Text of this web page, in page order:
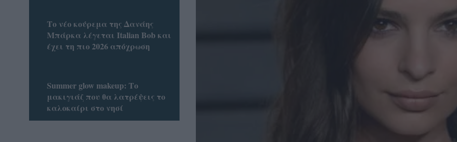
Το νέο κούρεμα της Δανάης
Μπάρκα λέγεται Italian Bob και
έχει τη πιο 2026 απόχρωση
Summer glow makeup: Το
μακιγιάζ που θα λατρέψεις το
καλοκαίρι στο νησί